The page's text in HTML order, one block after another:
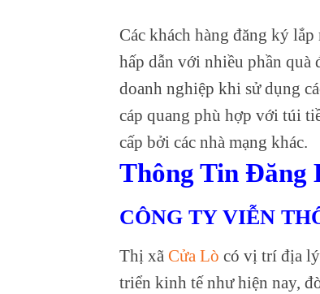
Các khách hàng đăng ký
hấp dẫn với nhiều phần quà
doanh nghiệp khi sử dụng
cáp quang phù hợp với túi
cấp bởi các nhà mạng khác.
Thông Tin Đăng
CÔNG TY VIỄN
Thị xã Cửa Lò có vị trí địa
triển kinh tế như hiện nay,